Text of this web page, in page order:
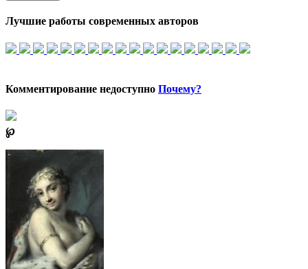
Лучшие работы современных авторов
Комментирование недоступно Почему?
℘